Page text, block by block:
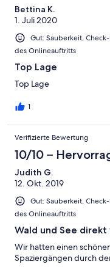
Bettina K.
1. Juli 2020
Gut: Sauberkeit,
des Onlineauftritts
Top Lage
Top Lage
1
Verifizierte Bewertung
10/10 –
Judith G.
12. Okt. 2019
Gut: Sauberkeit,
des Onlineauftritts
Wald und See direkt
Wir hatten einen
Spaziergängen durch